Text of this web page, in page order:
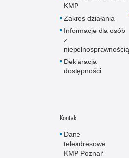
KMP
Zakres działania
Informacje dla osób
z
niepełnosprawnością
Deklaracja
dostępności
Kontakt
Dane
teleadresowe
KMP Poznań